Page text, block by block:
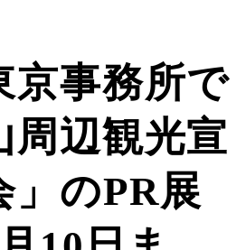
京事務所で
周辺観光宣
」のPR展